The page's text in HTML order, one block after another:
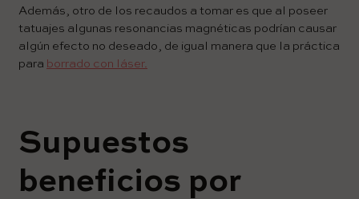
Además, otro de los recaudos a tomar es que al poseer
tatuajes algunas resonancias magnéticas podrían causar
algún efecto no deseado, de igual manera que la práctica
para borrado con láser.
Supuestos
beneficios por